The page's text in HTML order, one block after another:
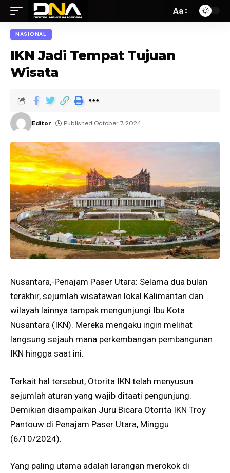
Aa
NASIONAL
IKN Jadi Tempat Tujuan
Wisata
Editor Published October 7, 2024
Nusantara,-Penajam Paser Utara: Selama dua bulan
terakhir, sejumlah wisatawan lokal Kalimantan dan
wilayah lainnya tampak mengunjungi Ibu Kota
Nusantara (IKN). Mereka mengaku ingin melihat
langsung sejauh mana perkembangan pembangunan
IKN hingga saat ini.
Terkait hal tersebut, Otorita IKN telah menyusun
sejumlah aturan yang wajib ditaati pengunjung.
Demikian disampaikan Juru Bicara Otorita IKN Troy
Pantouw di Penajam Paser Utara, Minggu
(6/10/2024).
Yang paling utama adalah larangan merokok di